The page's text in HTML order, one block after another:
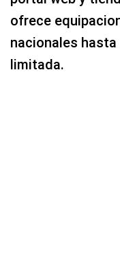
ofrece
nacionales
limitada.